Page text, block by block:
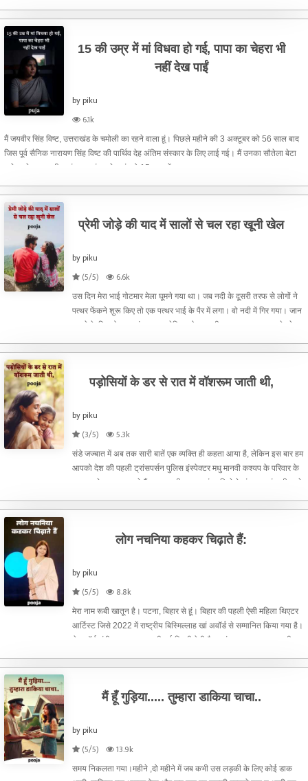
15 की उम्र में मां विधवा हो गई, पापा का चेहरा भी
नहीं देख पाईं
by piku
6.1k
मैं जयवीर सिंह विष्ट, उत्तराखंड के चमोली का रहने वाला हूं। पिछले महीने की 3 अक्टूबर को 56 साल बाद
जिस पूर्व सैनिक नारायण सिंह विष्ट की पार्थिव देह अंतिम संस्कार के लिए लाई गई। मैं उनका सौतेला बेटा
कहे या बेटा या भतीजा हूं।उस मां का बेटा हूं, जो 15 साल में
प्रेमी जोड़े की याद में सालों से चल रहा खूनी खेल
by piku
(5/5)
6.6k
उस दिन मेरा भाई गोटमार मेला घूमने गया था। जब नदी के दूसरी तरफ से लोगों ने
पत्थर फेंकने शुरू किए तो एक पत्थर भाई के पैर में लगा। वो नदी में गिर गया। जान
बचाने के लिए वो मदद मांगता रहा, लेकिन लोग तब भी लगातार पत्थर बरसाते रहे।
पड़ोसियों के डर से रात में वॉशरूम जाती थी,
by piku
(3/5)
5.3k
संडे जज्बात में अब तक सारी बातें एक व्यक्ति ही कहता आया है, लेकिन इस बार हम
आपको देश की पहली ट्रांसपर्सन पुलिस इंस्पेक्टर मधु मानवी कश्यप के परिवार के
जज्बात से रुबरू करा रहे हैं।मधु माधवी कश्यप बांका जिले के पंजवारा गांव की रहने
लोग नचनिया कहकर चिढ़ाते हैं:
by piku
(5/5)
8.8k
मेरा नाम रूबी खातून है। पटना, बिहार से हूं। बिहार की पहली ऐसी महिला थिएटर
आर्टिस्ट जिसे 2022 में राष्ट्रीय बिस्मिल्लाह खां अवॉर्ड से सम्मानित किया गया है।
ये अवॉर्ड संगीत नाटक अकादमी नई दिल्ली देती है।यहां तक का सफर बहुत ही
मैं हूँ गुड़िया..... तुम्हारा डाकिया चाचा..
by piku
(5/5)
13.9k
समय निकलता गया।महीने ,दो महीने में जब कभी उस लड़की के लिए कोई डाक